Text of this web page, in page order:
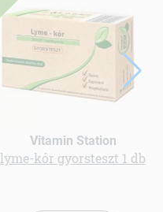
Vitamin Station
lyme-kór gyorsteszt 1 db